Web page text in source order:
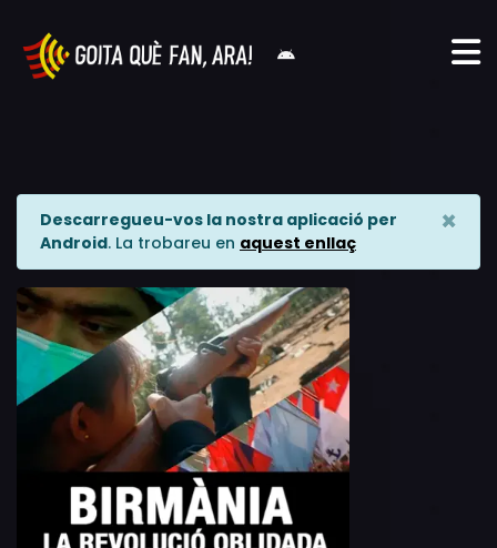
Descarregueu-vos la nostra aplicació per
Android. La trobareu en aquest enllaç
×